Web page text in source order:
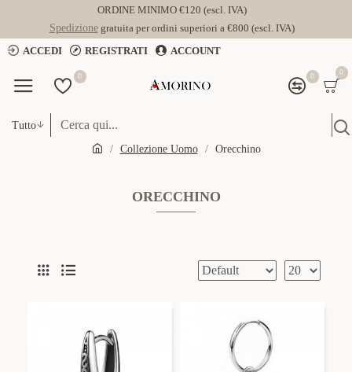
ORDINE MINIMO €120 (escl. IVA)
Spedizionegratuita per ordini superiori a €800 (escl. IVA)
ACCEDI
REGISTRATI ACCOUNT
0 0 0
Tutto
Collezione Uomo Orecchino
ORECCHINO